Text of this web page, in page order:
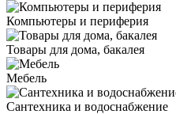
Компьютеры и периферия
Товары для дома, бакалея
Мебель
Сантехника и водоснабжение